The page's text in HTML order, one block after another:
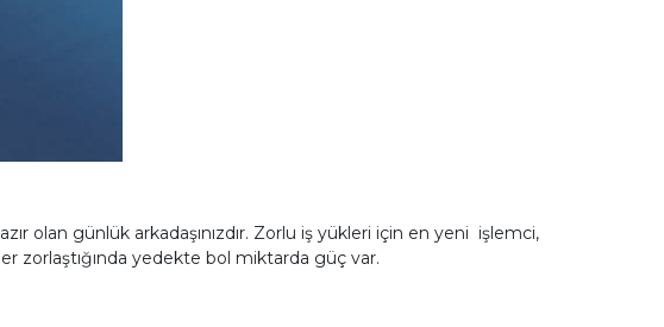
olan günlük arkadaşınızdır. Zorlu iş yükleri için en yeni işlemci,
zorlaştığında yedekte bol miktarda güç var.